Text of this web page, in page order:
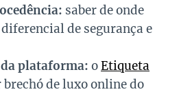
saber de onde
de segurança e
plataforma: oEtiqueta
brechó de luxo online do